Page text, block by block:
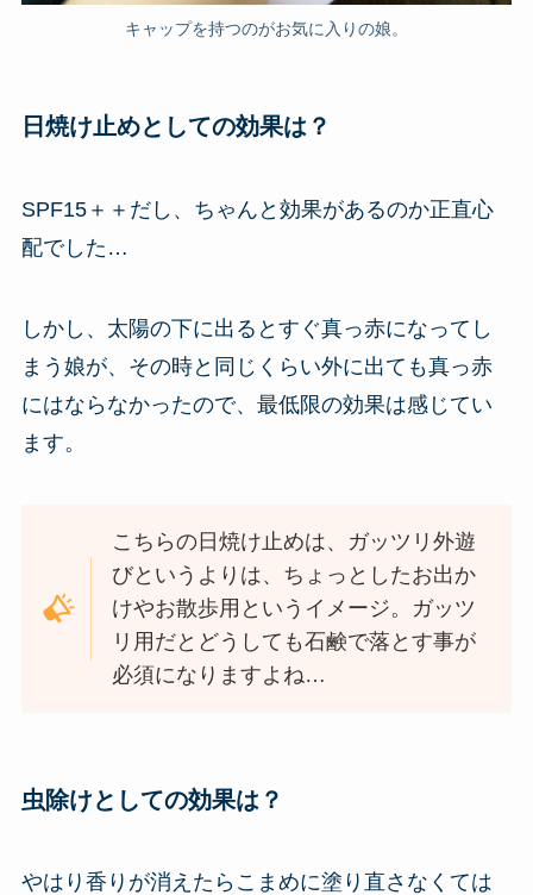
キャップを持つのがお気に入りの娘。
日焼け止めとしての効果は？
SPF15＋＋だし、ちゃんと効果があるのか正直心
配でした…
しかし、太陽の下に出るとすぐ真っ赤になってし
まう娘が、その時と同じくらい外に出ても真っ赤
にはならなかったので、最低限の効果は感じてい
ます。
こちらの日焼け止めは、ガッツリ外遊
びというよりは、ちょっとしたお出か
けやお散歩用というイメージ。ガッツ
リ用だとどうしても石鹸で落とす事が
必須になりますよね…
虫除けとしての効果は？
やはり香りが消えたらこまめに塗り直さなくては